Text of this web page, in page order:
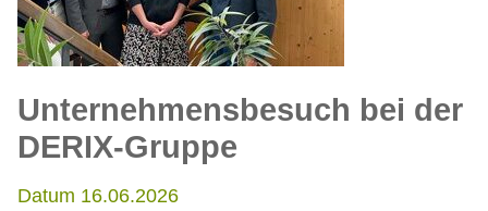
Unternehmensbesuch bei der
DERIX-Gruppe
Datum 16.06.2026